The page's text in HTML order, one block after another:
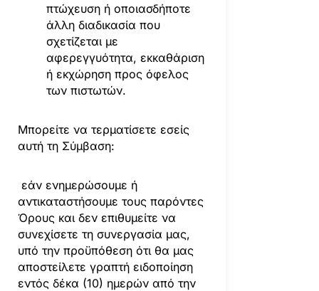
πτώχευση ή οποιασδήποτε
άλλη διαδικασία που
σχετίζεται με
αφερεγγυότητα, εκκαθάριση
ή εκχώρηση προς όφελος
των πιστωτών.
Μπορείτε να τερματίσετε εσείς
αυτή τη Σύμβαση:
εάν ενημερώσουμε ή
αντικαταστήσουμε τους παρόντες
Όρους και δεν επιθυμείτε να
συνεχίσετε τη συνεργασία μας,
υπό την προϋπόθεση ότι θα μας
αποστείλετε γραπτή ειδοποίηση
εντός δέκα (10) ημερών από την